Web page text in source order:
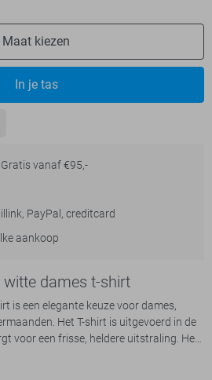
Maat kiezen
In je tas
vanaf €95,-
PayPal, creditcard
aankoop
witte dames t-shirt
is een elegante keuze voor dames,
Het T-shirt is uitgevoerd in de
voor een frisse, heldere uitstraling. Het
dat een uniek detail toevoegt aan